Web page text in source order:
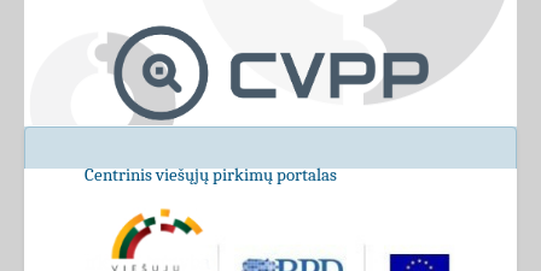
Centrinis viešųjų pirkimų portalas